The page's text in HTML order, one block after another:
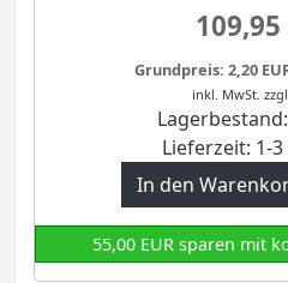
109,95
Grundpreis: 2,20
inkl. MwSt. zzgl.
Lagerbestand:
Lieferzeit: 1-
In den
55,00 EUR sparen mit